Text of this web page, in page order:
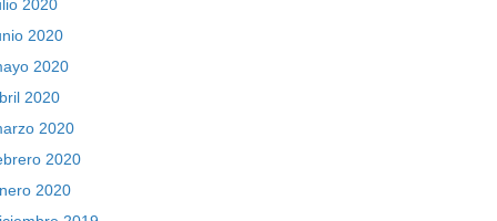
2020
2020
2020
2020
2020
2020
2020